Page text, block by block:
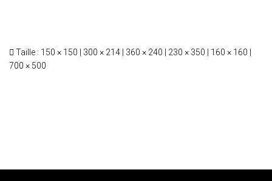
Taille : 150 × 150 | 300 × 214 | 360 × 240 | 230 × 350 | 160 × 160 |
700 × 500